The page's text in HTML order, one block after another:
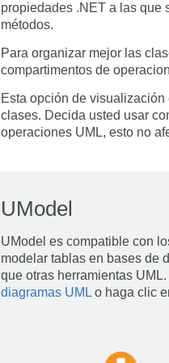
propiedades .NET a las que
métodos.
Para organizar mejor las
compartimentos de
Esta opción de
clases. Decida usted usar
operaciones UML, esto no
UModel
UModel es compatible con
modelar tablas en bases de
que otras herramientas
diagramas UML o haga clic